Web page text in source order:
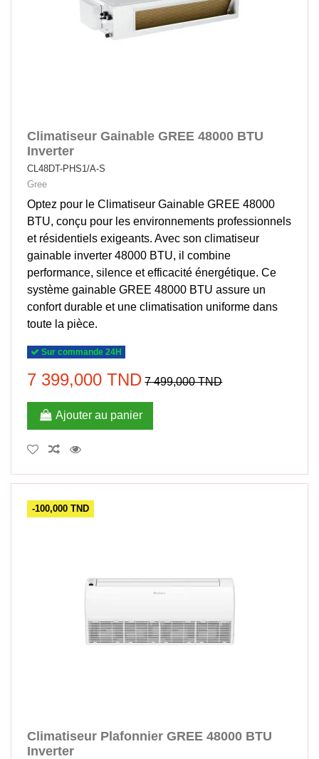
Climatiseur Gainable GREE 48000 BTU
Inverter
CL48DT-PHS1/A-S
Gree
Optez pour le Climatiseur Gainable GREE 48000
BTU, conçu pour les environnements professionnels
et résidentiels exigeants. Avec son climatiseur
gainable inverter 48000 BTU, il combine
performance, silence et efficacité énergétique. Ce
système gainable GREE 48000 BTU assure un
confort durable et une climatisation uniforme dans
toute la pièce.
Sur commande 24H
7 399,000 TND 7 499,000 TND
Ajouter au panier
-100,000 TND
Climatiseur Plafonnier GREE 48000 BTU
Inverter